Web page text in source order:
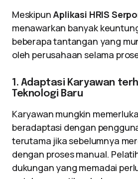
MeskipunAplikasi HRIS
menawarkan banyak
beberapa tantangan yang
oleh perusahaan selama
1. Adaptasi Karyawan
Teknologi Baru
Karyawan mungkin
beradaptasi dengan
terutama jika sebelumnya
dengan proses manual.
dukungan yang memadai